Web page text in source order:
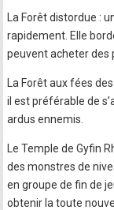
La Forêt distordue :
rapidement. Elle
peuvent acheter des
La Forêt aux fées
il est préférable de
ardus ennemis.
Le Temple de Gyfin
des monstres de
en groupe de fin de
obtenir la toute